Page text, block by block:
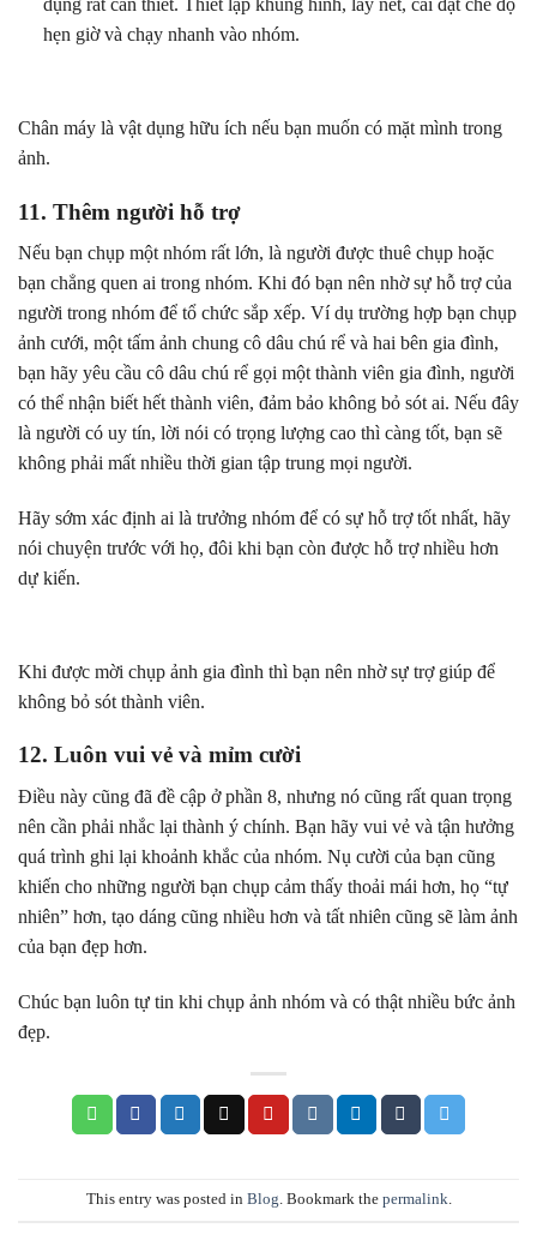
dụng rất cần thiết. Thiết lập khung hình, lấy nét, cài đặt chế độ
hẹn giờ và chạy nhanh vào nhóm.
Chân máy là vật dụng hữu ích nếu bạn muốn có mặt mình trong
ảnh.
11. Thêm người hỗ trợ
Nếu bạn chụp một nhóm rất lớn, là người được thuê chụp hoặc
bạn chẳng quen ai trong nhóm. Khi đó bạn nên nhờ sự hỗ trợ của
người trong nhóm để tổ chức sắp xếp. Ví dụ trường hợp bạn chụp
ảnh cưới, một tấm ảnh chung cô dâu chú rể và hai bên gia đình,
bạn hãy yêu cầu cô dâu chú rể gọi một thành viên gia đình, người
có thể nhận biết hết thành viên, đảm bảo không bỏ sót ai. Nếu đây
là người có uy tín, lời nói có trọng lượng cao thì càng tốt, bạn sẽ
không phải mất nhiều thời gian tập trung mọi người.
Hãy sớm xác định ai là trưởng nhóm để có sự hỗ trợ tốt nhất, hãy
nói chuyện trước với họ, đôi khi bạn còn được hỗ trợ nhiều hơn
dự kiến.
Khi được mời chụp ảnh gia đình thì bạn nên nhờ sự trợ giúp để
không bỏ sót thành viên.
12. Luôn vui vẻ và mỉm cười
Điều này cũng đã đề cập ở phần 8, nhưng nó cũng rất quan trọng
nên cần phải nhắc lại thành ý chính. Bạn hãy vui vẻ và tận hưởng
quá trình ghi lại khoảnh khắc của nhóm. Nụ cười của bạn cũng
khiến cho những người bạn chụp cảm thấy thoải mái hơn, họ “tự
nhiên” hơn, tạo dáng cũng nhiều hơn và tất nhiên cũng sẽ làm ảnh
của bạn đẹp hơn.
Chúc bạn luôn tự tin khi chụp ảnh nhóm và có thật nhiều bức ảnh
đẹp.
This entry was posted in Blog. Bookmark the permalink.